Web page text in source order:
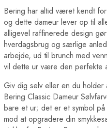
Bering har altid været kendt
og dette dameur lever op til
alligevel raffinerede design
hverdagsbrug og særlige
arbejde, ud til brunch med
vil dette ur være den perfekte
Giv dig selv eller en du
Bering Classic Dameur
bare et ur; det er et symbol
mod at opgradere din